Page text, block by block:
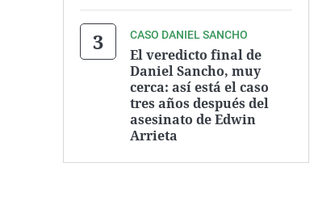
CASO DANIEL SANCHO
El veredicto final de
Daniel Sancho, muy
cerca: así está el caso
tres años después del
asesinato de Edwin
Arrieta